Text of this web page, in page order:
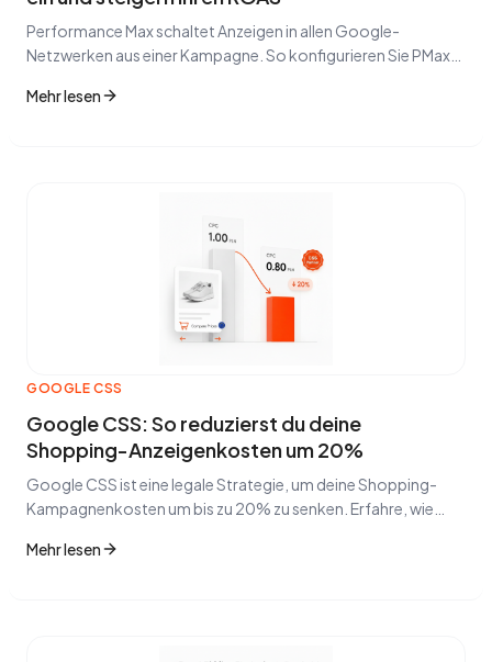
Performance Max schaltet Anzeigen in allen Google-
Netzwerken aus einer Kampagne. So konfigurieren Sie PMax
Mehr lesen
GOOGLE CSS
Google CSS: So reduzierst du deine
Shopping-Anzeigenkosten um 20%
Google CSS ist eine legale Strategie, um deine Shopping-
Kampagnenkosten um bis zu 20% zu senken. Erfahre, wie
nutzt.
Mehr lesen